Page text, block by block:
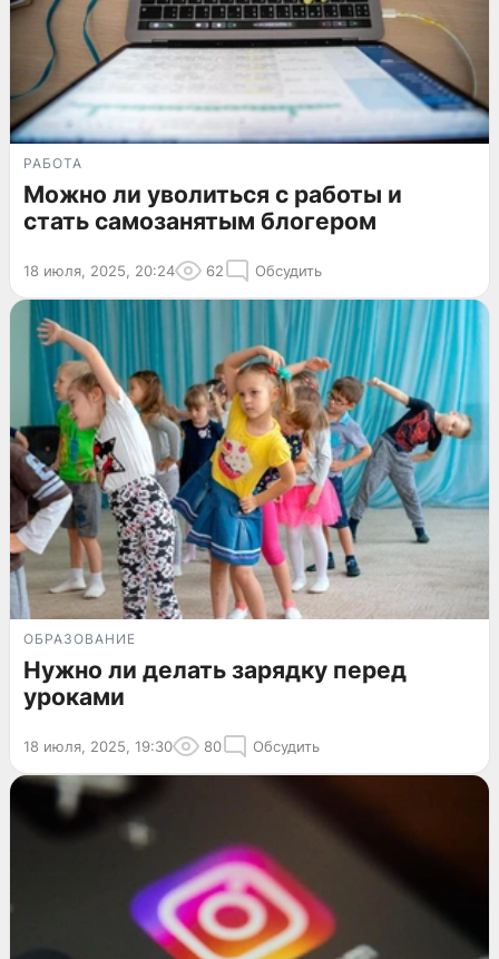
РАБОТА
Можно ли уволиться с работы и
стать самозанятым блогером
18 июля, 2025, 20:24 62 Обсудить
ОБРАЗОВАНИЕ
Нужно ли делать зарядку перед
уроками
18 июля, 2025, 19:30 80 Обсудить